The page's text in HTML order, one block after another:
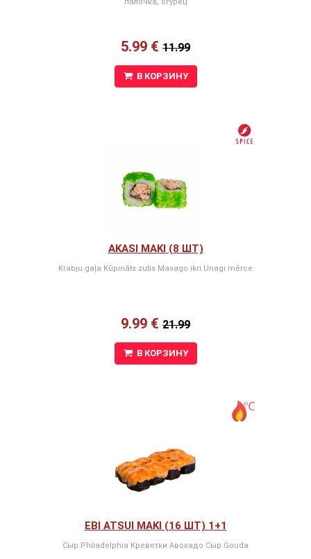
палочка, огурец
5.99 € 11.99
В КОРЗИНУ
AKASI MAKI (8 ШТ)
Krabju gaļa Kūpināts zutis Masago ikri Unagi mērce
9.99 € 21.99
В КОРЗИНУ
EBI ATSUI MAKI (16 ШТ) 1+1
Сыр Philadelphia Kреветки Авокадо Сыр Gouda